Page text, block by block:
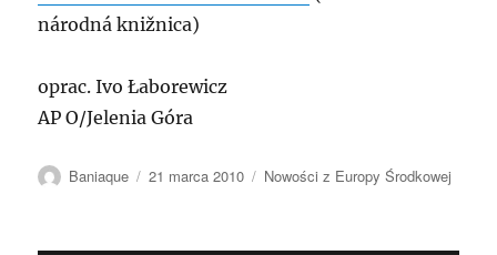
národná knižnica)
oprac. Ivo Łaborewicz
AP O/Jelenia Góra
Autor
Baniaque
Data
21 marca 2010 Kategorie
Nowości z Europy Środkowej